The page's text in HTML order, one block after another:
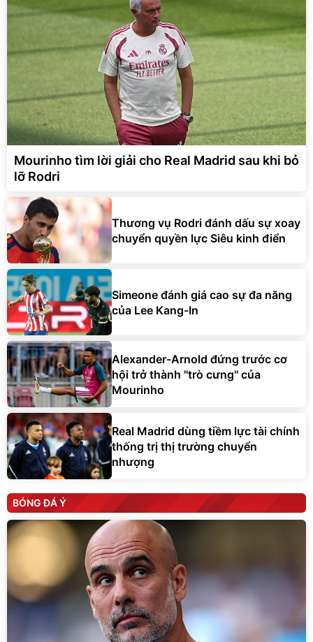
Mourinho tìm lời giải cho Real Madrid sau khi bỏ
lỡ Rodri
Thương vụ Rodri đánh dấu sự xoay
chuyển quyền lực Siêu kinh điển
Simeone đánh giá cao sự đa năng
của Lee Kang-In
Alexander-Arnold đứng trước cơ
hội trở thành ''trò cưng'' của
Mourinho
Real Madrid dùng tiềm lực tài chính
thống trị thị trường chuyển
nhượng
BÓNG ĐÁ Ý